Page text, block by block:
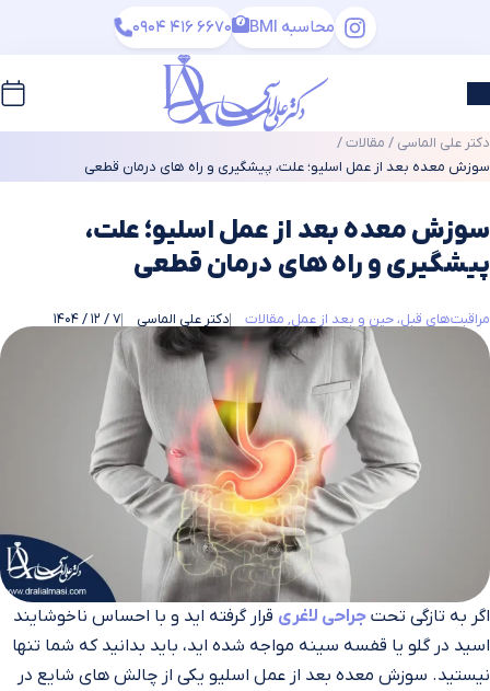
محاسبه BMI 0904 416 6670
دکتر علی الماسی / مقالات/
سوزش معده بعد از عمل اسلیو؛ علت، پیشگیری و راه‌ های درمان قطعی
سوزش معده بعد از عمل اسلیو؛ علت،
پیشگیری و راه‌ های درمان قطعی
مراقبت‌های قبل، حین و بعد از عمل مقالات دکتر علی الماسی 7 / 12 / 1404
اگر به تازگی تحت جراحی لاغری قرار گرفته‌ اید و با احساس ناخوشایند
اسید در گلو یا قفسه سینه مواجه شده‌ اید، باید بدانید که شما تنها
نیستید. سوزش معده بعد از عمل اسلیو یکی از چالش‌ های شایع در